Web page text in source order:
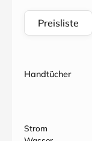
Preisliste
Handtücher
Strom